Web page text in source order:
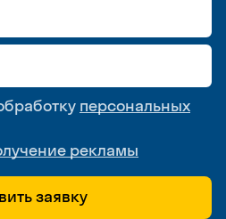
персональных
рекламы
заявку